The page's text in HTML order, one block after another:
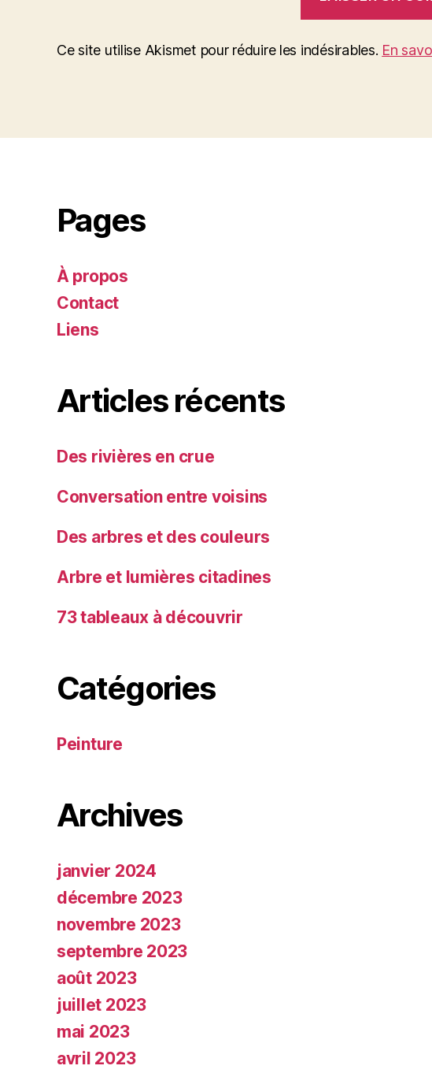
Ce site utilise Akismet pour réduire les indésirables. En
Pages
À propos
Contact
Liens
Articles récents
Des rivières en crue
Conversation entre voisins
Des arbres et des couleurs
Arbre et lumières citadines
73 tableaux à découvrir
Catégories
Peinture
Archives
janvier 2024
décembre 2023
novembre 2023
septembre 2023
août 2023
juillet 2023
mai 2023
avril 2023